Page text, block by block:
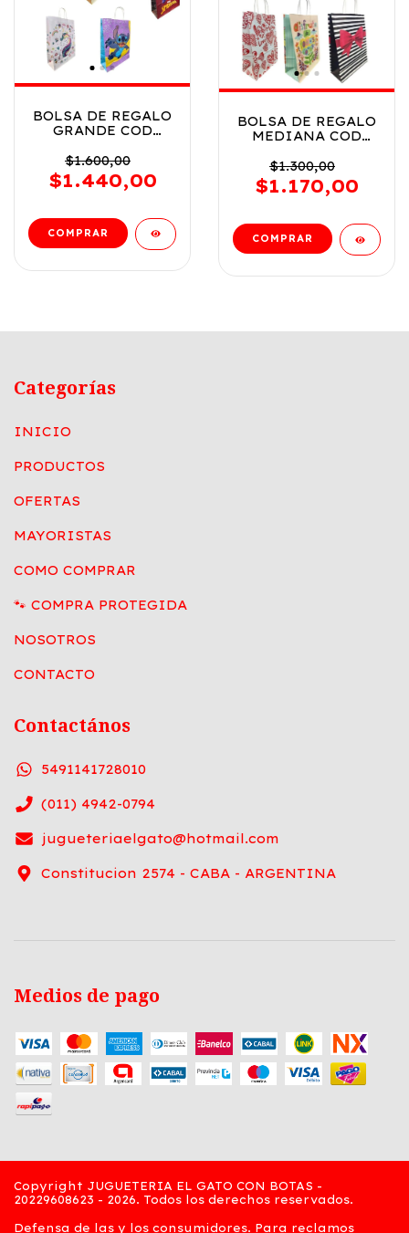
BOLSA DE REGALO
GRANDE COD
$1.600,00
$1.440,00
BOLSA DE REGALO
MEDIANA COD
$1.300,00
$1.170,00
Categorías
INICIO
PRODUCTOS
OFERTAS
MAYORISTAS
COMO COMPRAR
🐾 COMPRA PROTEGIDA
NOSOTROS
CONTACTO
Contactános
5491141728010
(011) 4942-0794
jugueteriaelgato@hotmail.com
Constitucion 2574 - CABA - ARGENTINA
Medios de pago
Copyright JUGUETERIA EL GATO CON BOTAS -
20229608623 - 2026. Todos los derechos reservados.
Defensa de las y los consumidores. Para reclamos